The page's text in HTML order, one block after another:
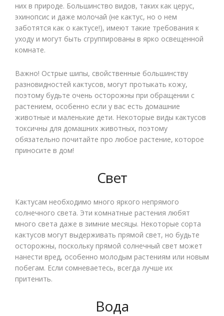
них в природе. Большинство видов, таких как церус,
эхинопсис и даже молочай (не кактус, но о нем
заботятся как о кактусе!), имеют такие требования к
уходу и могут быть сгруппированы в ярко освещенной
комнате.
Важно! Острые шипы, свойственные большинству
разновидностей кактусов, могут протыкать кожу,
поэтому будьте очень осторожны при обращении с
растением, особенно если у вас есть домашние
животные и маленькие дети. Некоторые виды кактусов
токсичны для домашних животных, поэтому
обязательно почитайте про любое растение, которое
приносите в дом!
Свет
Кактусам необходимо много яркого непрямого
солнечного света. Эти комнатные растения любят
много света даже в зимние месяцы. Некоторые сорта
кактусов могут выдерживать прямой свет, но будьте
осторожны, поскольку прямой солнечный свет может
нанести вред, особенно молодым растениям или новым
побегам. Если сомневаетесь, всегда лучше их
притенить.
Вода